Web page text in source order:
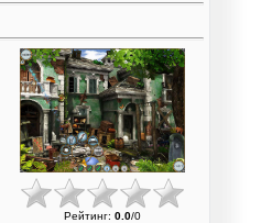
Рейтинг: 0.0/0